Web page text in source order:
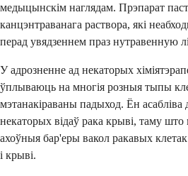
медыцынскім наглядам. Прэпарат
канцэнтраванага раствора, які
перад увядзеннем праз нутравенную
У адрозненне ад некаторых
ўплываюць на многія розныя тыпы
мэтанакіраваны падыход. Ён асабліва
некаторых відаў рака крыві, таму
ахоўныя бар'еры вакол ракавых
і крыві.